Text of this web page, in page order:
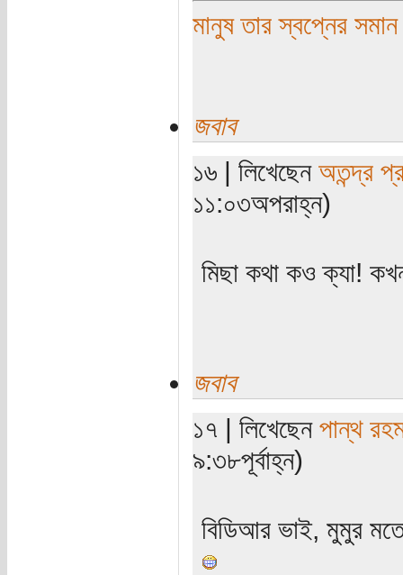
মানুষ তার স্বপ্নের
জবাব
১৬ | লিখেছেন অতন্দ্র
১১:০৩অপরাহ্ন)
মিছা কথা কও ক্যা!
জবাব
১৭ | লিখেছেন পান্থ
৯:৩৮পূর্বাহ্ন)
বিডিআর ভাই, মুমুর